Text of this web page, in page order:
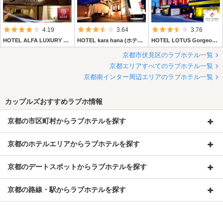
5つ星のうち4
4.19
HOTEL ALFA LUXURY SWEET (ホテル アルファラグジュアリースイート)
5つ星のうち3.5
3.64
HOTEL kara hana (ホテル カラハナ)
5つ星のうち
3.76
HOTEL LOTUS Gorgeous Japan 京都店 【Best Delight Group】
京都市伏見区のラブホテル一覧
京都エリアすべてのラブホテル一覧
京都南インター周辺エリアのラブホテル一覧
カップルズおすすめラブホ情報
京都の市区町村からラブホテルを探す
京都のホテルエリアからラブホテルを探す
京都のデートスポットからラブホテルを探す
京都の路線・駅からラブホテルを探す